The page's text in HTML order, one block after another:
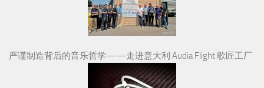
严谨制造背后的音乐哲学——走进意大利 Audia Flight 歌匠工厂